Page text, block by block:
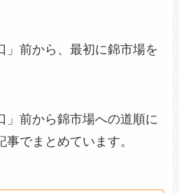
」前から、最初に錦市場を
」前から錦市場への道順に
でまとめています。